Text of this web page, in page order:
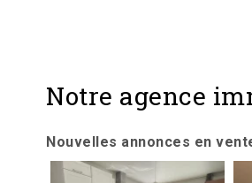
Notre agence
Nouvelles annonces en